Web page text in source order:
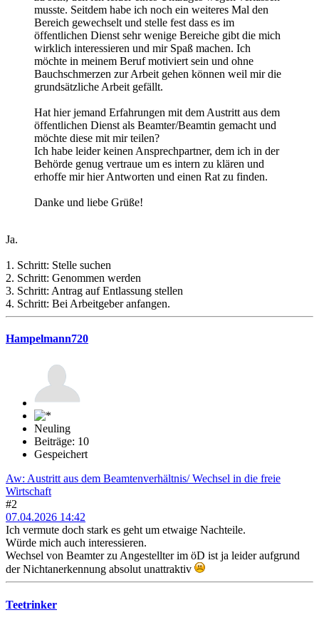
musste. Seitdem habe ich noch ein weiteres Mal den
Bereich gewechselt und stelle fest dass es im
öffentlichen Dienst sehr wenige Bereiche gibt die mich
wirklich interessieren und mir Spaß machen. Ich
möchte in meinem Beruf motiviert sein und ohne
Bauchschmerzen zur Arbeit gehen können weil mir die
grundsätzliche Arbeit gefällt.
Hat hier jemand Erfahrungen mit dem Austritt aus dem
öffentlichen Dienst als Beamter/Beamtin gemacht und
möchte diese mit mir teilen?
Ich habe leider keinen Ansprechpartner, dem ich in der
Behörde genug vertraue um es intern zu klären und
erhoffe mir hier Antworten und einen Rat zu finden.
Danke und liebe Grüße!
Ja.
1. Schritt: Stelle suchen
2. Schritt: Genommen werden
3. Schritt: Antrag auf Entlassung stellen
4. Schritt: Bei Arbeitgeber anfangen.
Hampelmann720
Neuling
Beiträge: 10
Gespeichert
Aw: Austritt aus dem Beamtenverhältnis/ Wechsel in die freie
Wirtschaft
#2
07.04.2026 14:42
Ich vermute doch stark es geht um etwaige Nachteile.
Würde mich auch interessieren.
Wechsel von Beamter zu Angestellter im öD ist ja leider aufgrund
der Nichtanerkennung absolut unattraktiv
Teetrinker